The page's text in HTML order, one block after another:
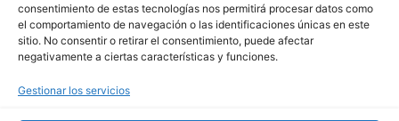
consentimiento de estas tecnologías nos permitirá procesar datos como
el comportamiento de navegación o las identificaciones únicas en este
sitio. No consentir o retirar el consentimiento, puede afectar
negativamente a ciertas características y funciones.
Gestionar los servicios
Contacto
977 300 763